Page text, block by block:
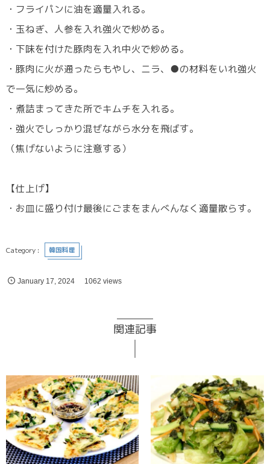
・フライパンに油を適量入れる。
・玉ねぎ、人参を入れ強火で炒める。
・下味を付けた豚肉を入れ中火で炒める。
・豚肉に火が通ったらもやし、ニラ、●の材料をいれ強火
で一気に炒める。
・煮詰まってきた所でキムチを入れる。
・強火でしっかり混ぜながら水分を飛ばす。
（焦げないように注意する）
【仕上げ】
・お皿に盛り付け最後にごまをまんべんなく適量散らす。
韓国料理
January 17,2024 1062 views
関連記事